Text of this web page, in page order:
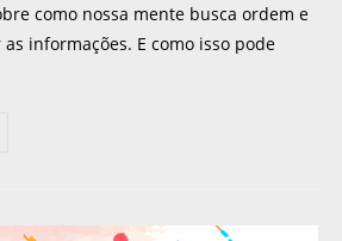
como nossa mente busca ordem e
informações. E como isso pode